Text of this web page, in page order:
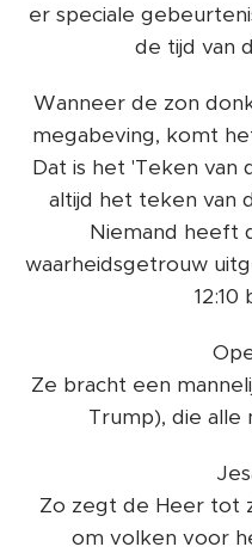
er speciale
de tijd van
Wanneer de zon
megabeving, komt
Dat is het 'Teken van
altijd het teken van
Niemand heeft
waarheidsgetrouw
Ze bracht een
Trump), die alle
Zo zegt de Heer tot
om volken voor